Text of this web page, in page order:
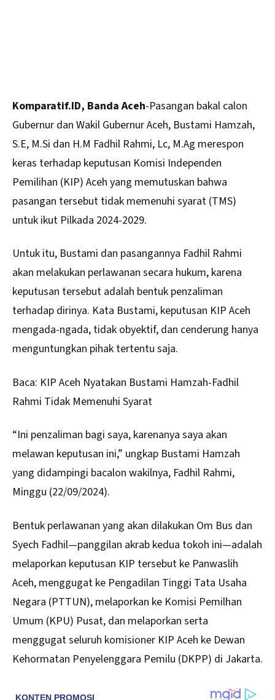
Komparatif.ID, Banda Aceh-Pasangan bakal calon
Gubernur dan Wakil Gubernur Aceh, Bustami Hamzah,
S.E, M.Si dan H.M Fadhil Rahmi, Lc, M.Ag merespon
keras terhadap keputusan Komisi Independen
Pemilihan (KIP) Aceh yang memutuskan bahwa
pasangan tersebut tidak memenuhi syarat (TMS)
untuk ikut Pilkada 2024-2029.
Untuk itu, Bustami dan pasangannya Fadhil Rahmi
akan melakukan perlawanan secara hukum, karena
keputusan tersebut adalah bentuk penzaliman
terhadap dirinya. Kata Bustami, keputusan KIP Aceh
mengada-ngada, tidak obyektif, dan cenderung hanya
menguntungkan pihak tertentu saja.
Baca: KIP Aceh Nyatakan Bustami Hamzah-Fadhil
Rahmi Tidak Memenuhi Syarat
“Ini penzaliman bagi saya, karenanya saya akan
melawan keputusan ini,” ungkap Bustami Hamzah
yang didampingi bacalon wakilnya, Fadhil Rahmi,
Minggu (22/09/2024).
Bentuk perlawanan yang akan dilakukan Om Bus dan
Syech Fadhil—panggilan akrab kedua tokoh ini—adalah
melaporkan keputusan KIP tersebut ke Panwaslih
Aceh, menggugat ke Pengadilan Tinggi Tata Usaha
Negara (PTTUN), melaporkan ke Komisi Pemilhan
Umum (KPU) Pusat, dan melaporkan serta
menggugat seluruh komisioner KIP Aceh ke Dewan
Kehormatan Penyelenggara Pemilu (DKPP) di Jakarta.